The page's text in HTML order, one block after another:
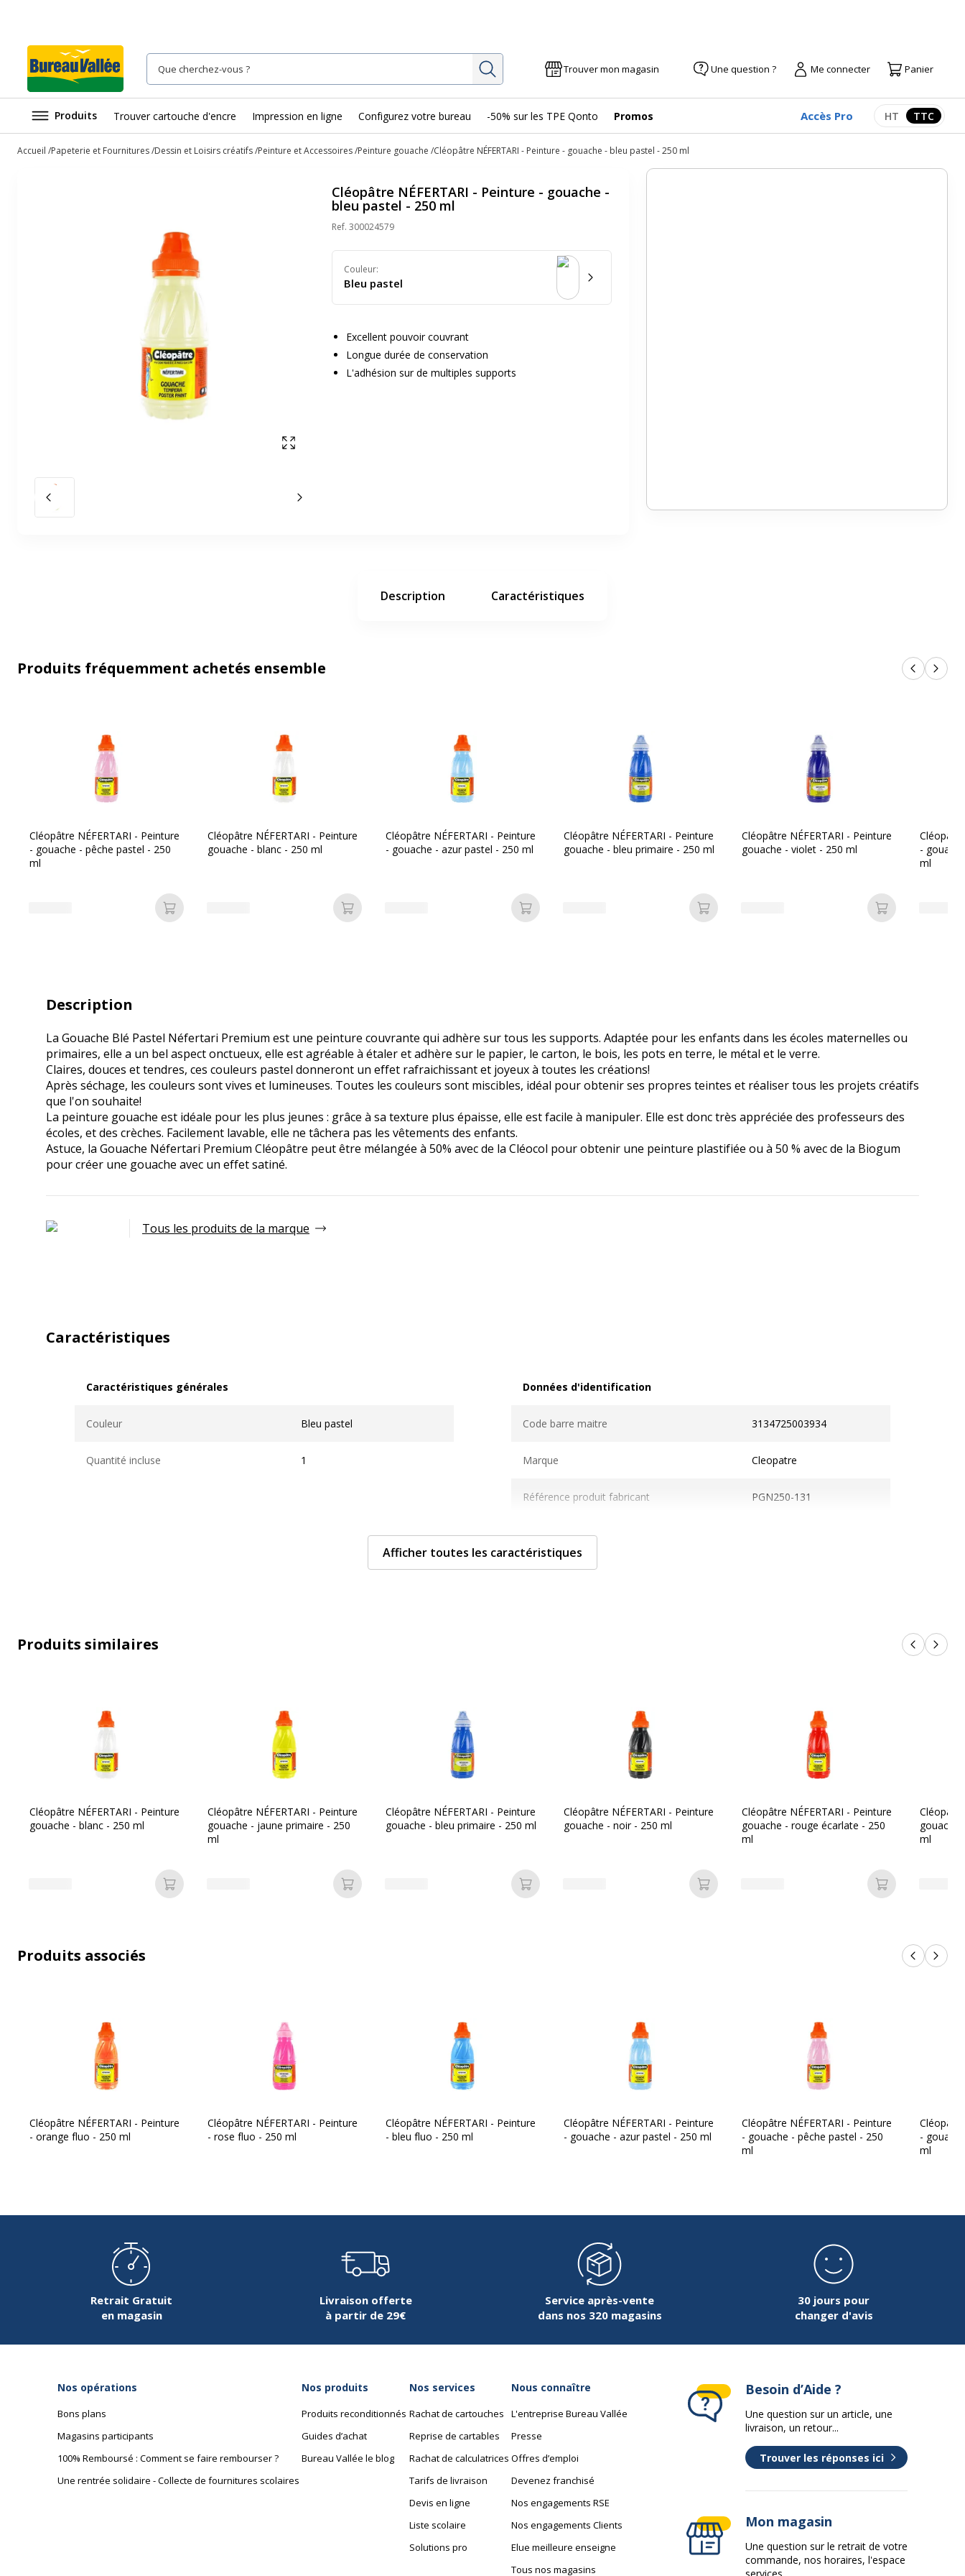
Rechercher Trouver mon magasin Une question ? Me connecter Panier
Produits Trouver cartouche d'encre Impression en ligne Configurez votre bureau -50% sur les TPE Qonto Promos Accès Pro Afficher les
HT TTC
Accueil Papeterie et Fournitures Dessin et Loisirs créatifs Peinture et Accessoires Peinture gouache Cléopâtre NÉFERTARI - Peinture - gouache - bleu pastel - 250 ml
Afficher en plein écran
Slide précédent Slide suivant
Cléopâtre NÉFERTARI - Peinture - gouache -
bleu pastel - 250 ml
Ref. 300024579
Couleur:
Bleu pastel
Excellent pouvoir couvrant
Longue durée de conservation
L'adhésion sur de multiples supports
Description Caractéristiques
Produits fréquemment achetés ensemble Produits
Cléopâtre NÉFERTARI - Peinture
- gouache - pêche pastel - 250
ml
Ajouter au panier
Cléopâtre NÉFERTARI - Peinture
gouache - blanc - 250 ml
Ajouter au panier
Cléopâtre NÉFERTARI - Peinture
- gouache - azur pastel - 250 ml
Ajouter au panier
Cléopâtre NÉFERTARI - Peinture
gouache - bleu primaire - 250 ml
Ajouter au panier
Cléopâtre NÉFERTARI - Peinture
gouache - violet - 250 ml
Ajouter au
-
ml
Description
La Gouache Blé Pastel Néfertari Premium est une peinture couvrante qui adhère sur tous les supports. Adaptée pour les enfants dans les écoles maternelles ou
primaires, elle a un bel aspect onctueux, elle est agréable à étaler et adhère sur le papier, le carton, le bois, les pots en terre, le métal et le verre.
Claires, douces et tendres, ces couleurs pastel donneront un effet rafraichissant et joyeux à toutes les créations!
Après séchage, les couleurs sont vives et lumineuses. Toutes les couleurs sont miscibles, idéal pour obtenir ses propres teintes et réaliser tous les projets créatifs
que l'on souhaite!
La peinture gouache est idéale pour les plus jeunes : grâce à sa texture plus épaisse, elle est facile à manipuler. Elle est donc très appréciée des professeurs des
écoles, et des crèches. Facilement lavable, elle ne tâchera pas les vêtements des enfants.
Astuce, la Gouache Néfertari Premium Cléopâtre peut être mélangée à 50% avec de la Cléocol pour obtenir une peinture plastifiée ou à 50 % avec de la Biogum
pour créer une gouache avec un effet satiné.
Tous les produits de la marque
Caractéristiques
Caractéristiques générales
Couleur Bleu pastel
Quantité incluse 1
Données d'identification
Code barre maitre 3134725003934
Marque Cleopatre
Référence produit fabricant PGN250-131
Afficher toutes les caractéristiques
Produits similaires Produits
Cléopâtre NÉFERTARI - Peinture
gouache - blanc - 250 ml
Ajouter au panier
Cléopâtre NÉFERTARI - Peinture
gouache - jaune primaire - 250
ml
Ajouter au panier
Cléopâtre NÉFERTARI - Peinture
gouache - bleu primaire - 250 ml
Ajouter au panier
Cléopâtre NÉFERTARI - Peinture
gouache - noir - 250 ml
Ajouter au panier
Cléopâtre NÉFERTARI - Peinture
gouache - rouge écarlate - 250
ml
Ajouter au
gouache
ml
Produits associés Produits
Cléopâtre NÉFERTARI - Peinture
- orange fluo - 250 ml
Cléopâtre NÉFERTARI - Peinture
- rose fluo - 250 ml
Cléopâtre NÉFERTARI - Peinture
- bleu fluo - 250 ml
Cléopâtre NÉFERTARI - Peinture
- gouache - azur pastel - 250 ml
Cléopâtre NÉFERTARI - Peinture
- gouache - pêche pastel - 250
ml
-
ml
Retrait Gratuit
en magasin
Livraison offerte
à partir de 29€
Service après-vente
dans nos 320 magasins
30 jours pour
changer d'avis
Nos opérations
Bons plans
Magasins participants
100% Remboursé : Comment se faire rembourser ?
Une rentrée solidaire - Collecte de fournitures scolaires
Nos produits
Produits reconditionnés
Guides d’achat
Bureau Vallée le blog
Nos services
Rachat de cartouches
Reprise de cartables
Rachat de calculatrices
Tarifs de livraison
Devis en ligne
Liste scolaire
Solutions pro
Nous connaître
L'entreprise Bureau Vallée
Presse
Offres d’emploi
Devenez franchisé
Nos engagements RSE
Nos engagements Clients
Elue meilleure enseigne
Tous nos magasins
Besoin d’Aide ?
Une question sur un article, une
livraison, un retour...
Trouver les réponses ici
Mon magasin
Une question sur le retrait de votre
commande, nos horaires, l'espace